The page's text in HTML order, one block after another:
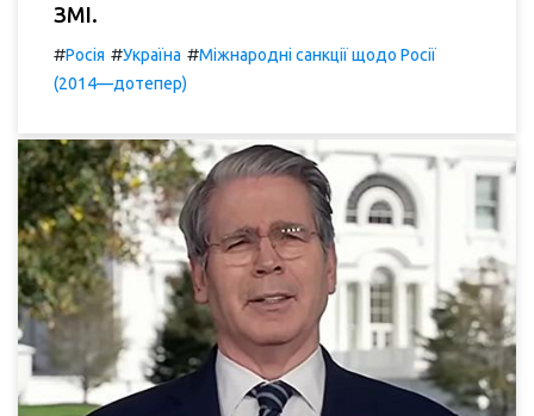
ЗМІ.
#Росія #Україна #Міжнародні санкції щодо Росії
(2014—дотепер)